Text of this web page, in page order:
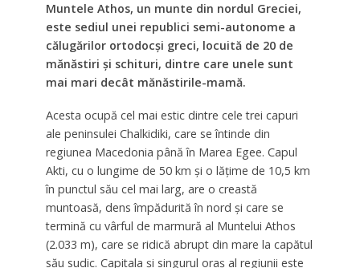
Muntele Athos, un munte din nordul Greciei,
este sediul unei republici semi-autonome a
călugărilor ortodocși greci, locuită de 20 de
mănăstiri și schituri, dintre care unele sunt
mai mari decât mănăstirile-mamă.
Acesta ocupă cel mai estic dintre cele trei capuri
ale peninsulei Chalkidiki, care se întinde din
regiunea Macedonia până în Marea Egee. Capul
Akti, cu o lungime de 50 km și o lățime de 10,5 km
în punctul său cel mai larg, are o creastă
muntoasă, dens împădurită în nord și care se
termină cu vârful de marmură al Muntelui Athos
(2.033 m), care se ridică abrupt din mare la capătul
său sudic. Capitala și singurul oraș al regiunii este